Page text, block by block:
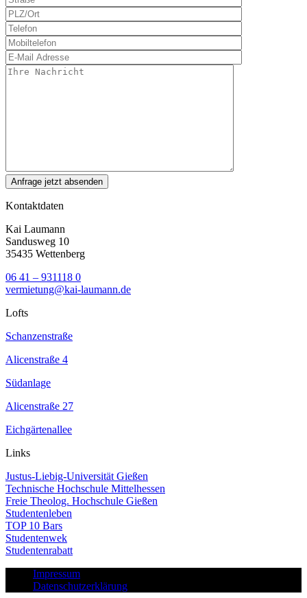
Kontaktdaten
Kai Laumann
Sandusweg 10
35435 Wettenberg
06 41 – 931118 0
vermietung@kai-laumann.de
Lofts
Schanzenstraße
Alicenstraße 4
Südanlage
Alicenstraße 27
Eichgärtenallee
Links
Justus-Liebig-Universität Gießen
Technische Hochschule Mittelhessen
Freie Theolog. Hochschule Gießen
Studentenleben
TOP 10 Bars
Studentenwek
Studentenrabatt
Impressum
Datenschutzerklärung